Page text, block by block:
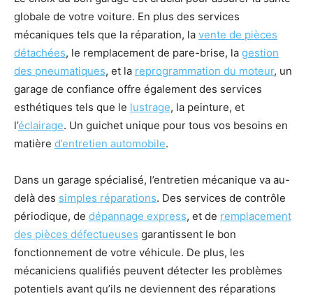
globale de votre voiture. En plus des services
mécaniques tels que la réparation, la vente de pièces
détachées, le remplacement de pare-brise, la gestion
des pneumatiques, et la reprogrammation du moteur, un
garage de confiance offre également des services
esthétiques tels que le lustrage, la peinture, et
l’éclairage. Un guichet unique pour tous vos besoins en
matière d’entretien automobile.
Dans un garage spécialisé, l’entretien mécanique va au-
delà des simples réparations. Des services de contrôle
périodique, de dépannage express, et de remplacement
des pièces défectueuses garantissent le bon
fonctionnement de votre véhicule. De plus, les
mécaniciens qualifiés peuvent détecter les problèmes
potentiels avant qu’ils ne deviennent des réparations